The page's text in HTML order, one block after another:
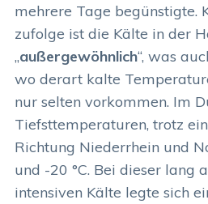
mehrere Tage begünstigte.
zufolge ist die Kälte in der
„außergewöhnlich“, was
wo derart kalte
nur selten vorkommen. Im
Tiefsttemperaturen, trotz
Richtung Niederrhein und
und -20 °C. Bei dieser lang
intensiven Kälte legte sich